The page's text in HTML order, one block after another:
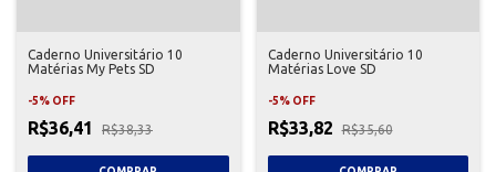
Caderno Universitário 10
Matérias My Pets SD
-5% OFF
R$36,41 R$38,33
Caderno Universitário 10
Matérias Love SD
-5% OFF
R$33,82 R$35,60